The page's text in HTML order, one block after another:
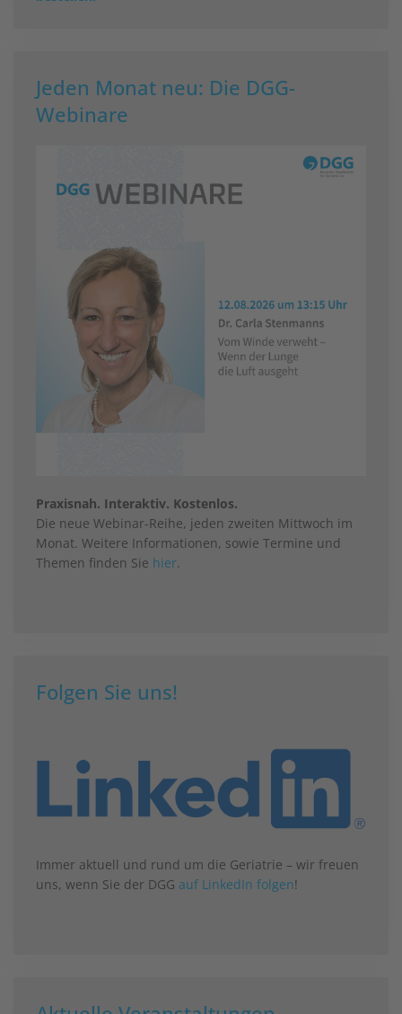
Jeden Monat neu: Die DGG-
Webinare
Praxisnah. Interaktiv. Kostenlos.
Die neue Webinar-Reihe, jeden zweiten Mittwoch im
Monat. Weitere Informationen, sowie Termine und
Themen finden Sie hier.
Folgen Sie uns!
Immer aktuell und rund um die Geriatrie – wir freuen
uns, wenn Sie der DGG auf LinkedIn folgen!